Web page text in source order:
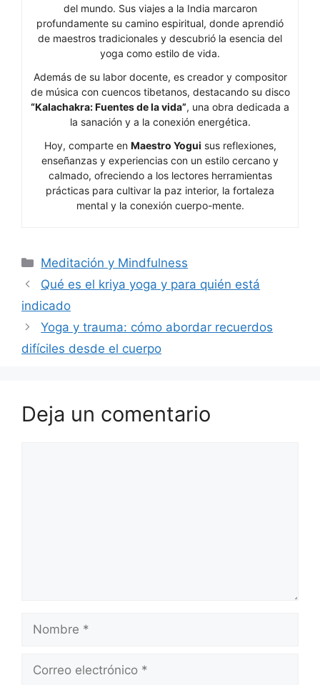
del mundo. Sus viajes a la India marcaron
profundamente su camino espiritual, donde aprendió
de maestros tradicionales y descubrió la esencia del
yoga como estilo de vida.
Además de su labor docente, es creador y compositor
de música con cuencos tibetanos, destacando su disco
“Kalachakra: Fuentes de la vida”, una obra dedicada a
la sanación y a la conexión energética.
Hoy, comparte en Maestro Yogui sus reflexiones,
enseñanzas y experiencias con un estilo cercano y
calmado, ofreciendo a los lectores herramientas
prácticas para cultivar la paz interior, la fortaleza
mental y la conexión cuerpo-mente.
Categorías
Meditación y Mindfulness
Qué es el kriya yoga y para quién está
indicado
Yoga y trauma: cómo abordar recuerdos
difíciles desde el cuerpo
Deja un comentario
electrónico